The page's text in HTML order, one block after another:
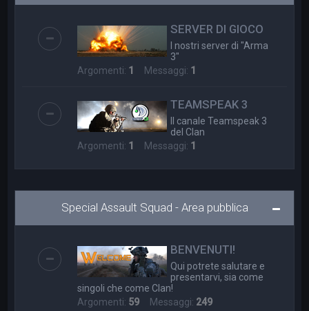
SERVER DI GIOCO
I nostri server di "Arma
3"
Argomenti: 1 Messaggi: 1
TEAMSPEAK 3
Il canale Teamspeak 3
del Clan
Argomenti: 1 Messaggi: 1
Special Assault Squad - Area pubblica
BENVENUTI!
Qui potrete salutare e
presentarvi, sia come
singoli che come Clan!
Argomenti: 59 Messaggi: 249